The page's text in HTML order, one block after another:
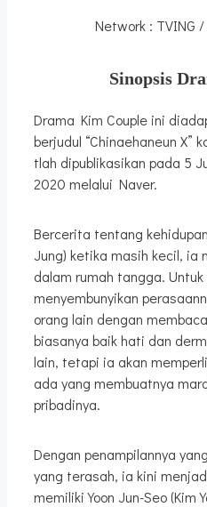
Network : TVING
Sinopsis
Drama Kim Couple ini
berjudul “Chinaehaneun X”
tlah dipublikasikan pada 5
2020 melalui Naver.
Bercerita tentang
Jung) ketika masih kecil, ia
dalam rumah tangga.
menyembunyikan
orang lain dengan
biasanya baik hati dan
lain, tetapi ia akan
ada yang membuatnya
pribadinya.
Dengan penampilannya
yang terasah, ia kini
memiliki Yoon Jun-Seo (Kim